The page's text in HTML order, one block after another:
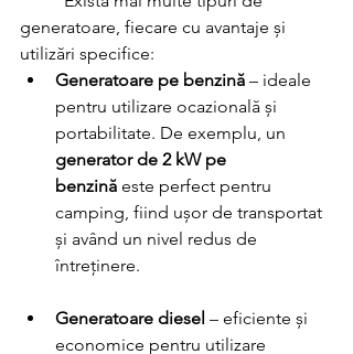
generatoare, fiecare cu avantaje și
utilizări specifice:
Generatoare pe benzină – ideale
pentru utilizare ocazională și
portabilitate. De exemplu, un
generator de 2 kW pe
benzină este perfect pentru
camping, fiind ușor de transportat
și având un nivel redus de
întreținere.
Generatoare diesel – eficiente și
economice pentru utilizare